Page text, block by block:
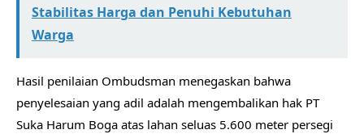
Stabilitas Harga dan Penuhi Kebutuhan
Warga
Hasil penilaian Ombudsman menegaskan bahwa
penyelesaian yang adil adalah mengembalikan hak PT
Suka Harum Boga atas lahan seluas 5.600 meter persegi